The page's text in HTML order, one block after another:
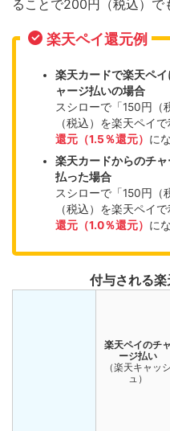
ることで200円（税込）で
楽天ペイ還元例
楽天カードで楽天ペ
ャージ払いの場合
スシローで「150円
（税込）を楽天ペイ
還元（1.5％還元） に
楽天カードからのチ
払った場合
スシローで「150円
（税込）を楽天ペイ
還元（1.0％還元） に
付与される
楽天ペイのチャ
ージ払い
（楽天キャッシ
ュ）